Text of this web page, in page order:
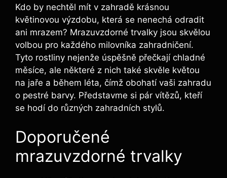
Kdo by nechtěl mít v zahradě krásnou
květinovou výzdobu, která se nenechá odradit
ani mrazem? Mrazuvzdorné trvalky jsou skvělou
volbou pro každého milovníka zahradničení.
Tyto rostliny nejenže úspěšně přečkají chladné
měsíce, ale některé z nich také skvěle květou
na jaře a během léta, čímž obohatí vaši zahradu
o pestré barvy. Představme si pár vítězů, kteří
se hodí do různých zahradních stylů.
Doporučené
mrazuvzdorné trvalky